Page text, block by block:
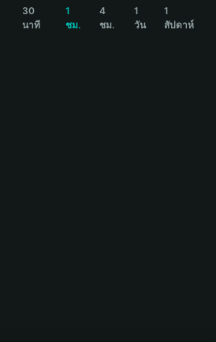
30
นาที
1
ชม.
4
ชม.
1
วัน
1
สัปดาห์